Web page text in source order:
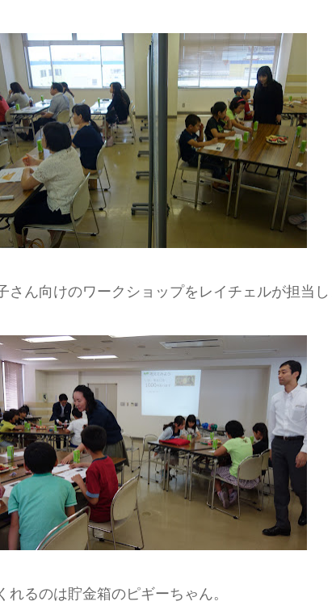
さん向けのワークショップをレイチェルが担当し
れるのは貯金箱のピギーちゃん。